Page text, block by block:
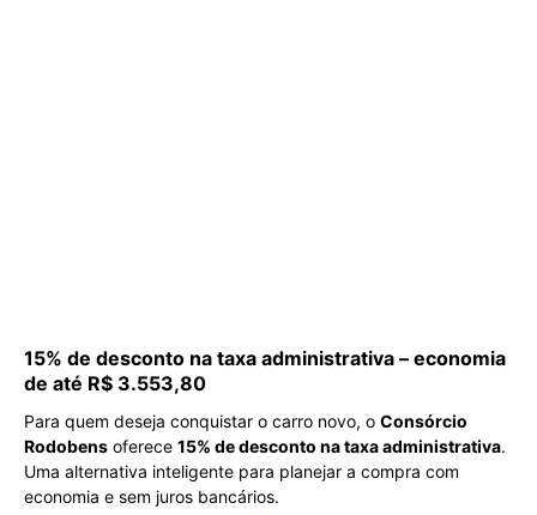
15% de desconto na taxa administrativa – economia
de até R$ 3.553,80
Para quem deseja conquistar o carro novo, o Consórcio
Rodobens oferece 15% de desconto na taxa administrativa.
Uma alternativa inteligente para planejar a compra com
economia e sem juros bancários.